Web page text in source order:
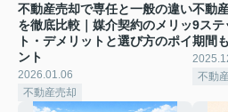
不動産売却で専任と一般の違い
を徹底比較｜媒介契約のメリッ
ト・デメリットと選び方のポイ
ント
2026.01.06
不動産売却
不動
9ステ
期間
不動